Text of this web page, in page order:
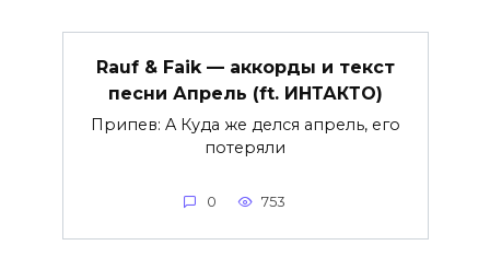
Rauf & Faik — аккорды и текст
песни Апрель (ft. ИНТАКТО)
Припев: A Куда же делся апрель, его
потеряли
0 753